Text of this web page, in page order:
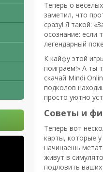
Теперь о
заметил, что
сразу! Я такой:
осознание: если
легендарный
К кайфу этой
поиграем!» А ты
скачай Mindi
подколов
просто уютно
Советы и
Теперь вот
карты, которые
начинаешь
живут в
подловить